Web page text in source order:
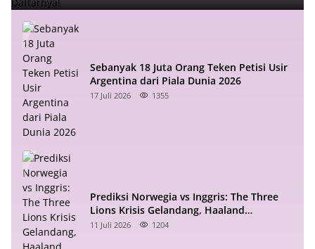
Sebanyak 18 Juta Orang Teken Petisi Usir
Argentina dari Piala Dunia 2026
17 Juli 2026 1355
Prediksi Norwegia vs Inggris: The Three
Lions Krisis Gelandang, Haaland
Mengintai
11 Juli 2026 1204